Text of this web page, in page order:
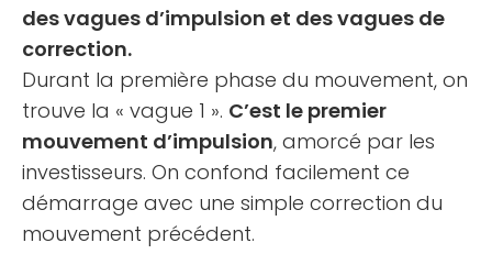
des vagues d’impulsion et des vagues de
correction.
Durant la première phase du mouvement, on
trouve la « vague 1 ». C’est le premier
mouvement d’impulsion, amorcé par les
investisseurs. On confond facilement ce
démarrage avec une simple correction du
mouvement précédent.